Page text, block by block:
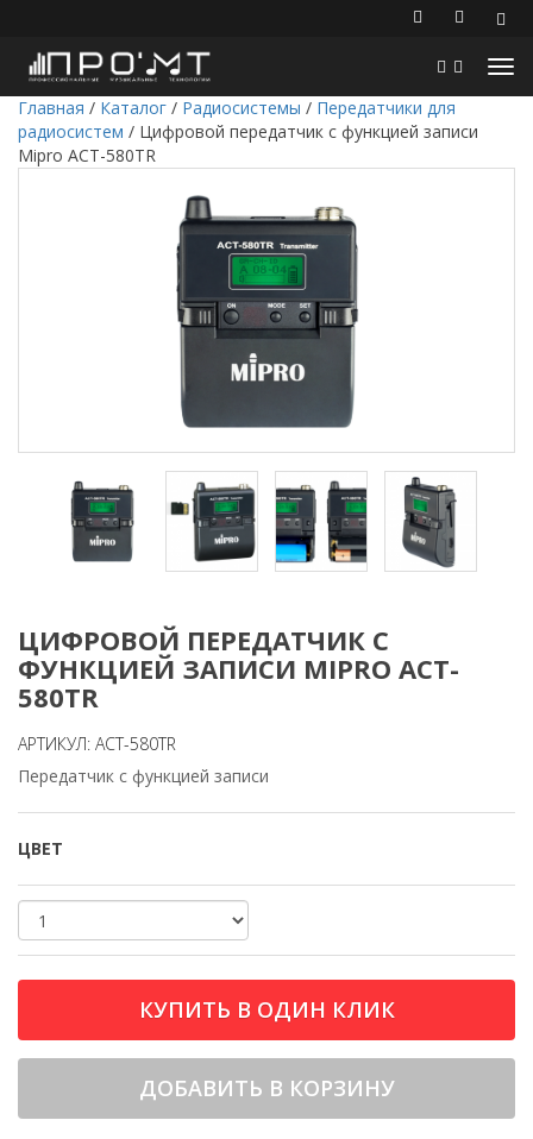
Главная / Каталог / Радиосистемы / Передатчики для
радиосистем / Цифровой передатчик с функцией записи
Mipro ACT-580TR
ЦИФРОВОЙ ПЕРЕДАТЧИК С
ФУНКЦИЕЙ ЗАПИСИ MIPRO ACT-
580TR
АРТИКУЛ: ACT-580TR
Передатчик с функцией записи
ЦВЕТ
КУПИТЬ В ОДИН КЛИК
ДОБАВИТЬ В КОРЗИНУ